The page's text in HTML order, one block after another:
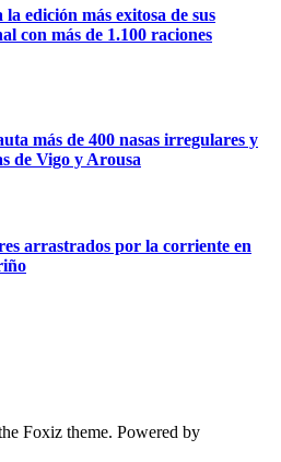
edición más exitosa de sus
con más de 1.100 raciones
más de 400 nasas irregulares y
de Vigo y Arousa
arrastrados por la corriente en
Foxiz theme. Powered by